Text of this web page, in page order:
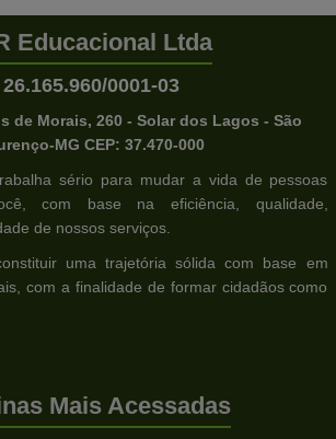
Educacional Ltda
26.165.960/0001-03
de Morais, 260 - Solar dos Lagos - São
MG CEP: 37.470-000
sério para mudar a vida de pessoas
com base na eficiência, qualidade,
de nossos serviços.
uma trajetória sólida com base em
com a finalidade de formar cidadãos como
Mais Acessadas